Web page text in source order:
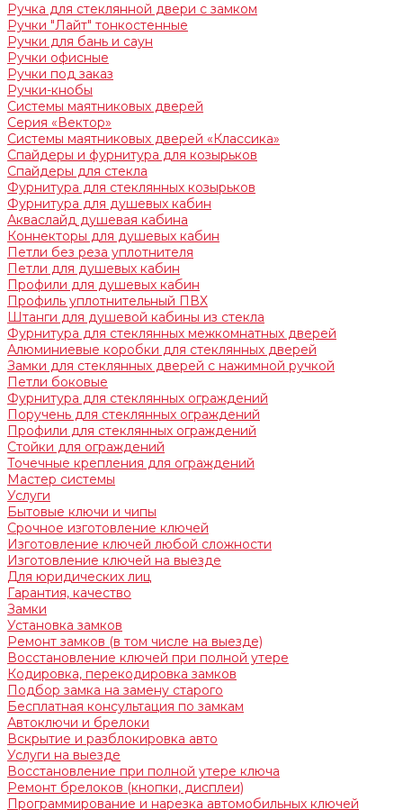
Ручка для стеклянной двери с замком
Ручки "Лайт" тонкостенные
Ручки для бань и саун
Ручки офисные
Ручки под заказ
Ручки-кнобы
Системы маятниковых дверей
Серия «Вектор»
Системы маятниковых дверей «Классика»
Спайдеры и фурнитура для козырьков
Спайдеры для стекла
Фурнитура для стеклянных козырьков
Фурнитура для душевых кабин
Акваслайд душевая кабина
Коннекторы для душевых кабин
Петли без реза уплотнителя
Петли для душевых кабин
Профили для душевых кабин
Профиль уплотнительный ПВХ
Штанги для душевой кабины из стекла
Фурнитура для стеклянных межкомнатных дверей
Алюминиевые коробки для стеклянных дверей
Замки для стеклянных дверей с нажимной ручкой
Петли боковые
Фурнитура для стеклянных ограждений
Поручень для стеклянных ограждений
Профили для стеклянных ограждений
Стойки для ограждений
Точечные крепления для ограждений
Мастер системы
Услуги
Бытовые ключи и чипы
Срочное изготовление ключей
Изготовление ключей любой сложности
Изготовление ключей на выезде
Для юридических лиц
Гарантия, качество
Замки
Установка замков
Ремонт замков (в том числе на выезде)
Восстановление ключей при полной утере
Кодировка, перекодировка замков
Подбор замка на замену старого
Бесплатная консультация по замкам
Автоключи и брелоки
Вскрытие и разблокировка авто
Услуги на выезде
Восстановление при полной утере ключа
Ремонт брелоков (кнопки, дисплеи)
Программирование и нарезка автомобильных ключей